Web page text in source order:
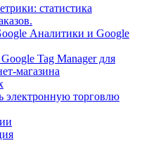
статистика
Аналитики и Google
Tag Manager для
магазина
электронную торговлю